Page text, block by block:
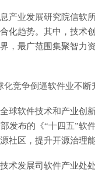
产业发展研究院信软
化趋势。其中，技术
，最广范围集聚智力
化竞争倒逼软件业不断
球软件技术和产业创
发布的《“十四五”软
社区，提升开源治理能
术发展司软件产业处